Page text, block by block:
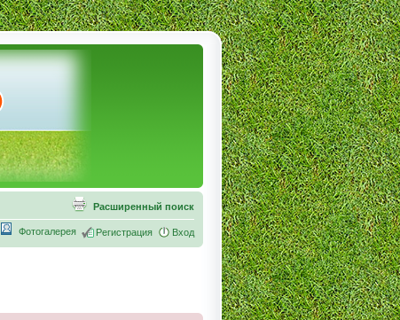
Расширенный поиск
Фотогалерея Регистрация Вход